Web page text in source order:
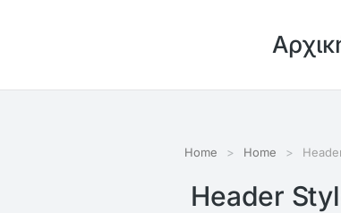
Home Home
Header